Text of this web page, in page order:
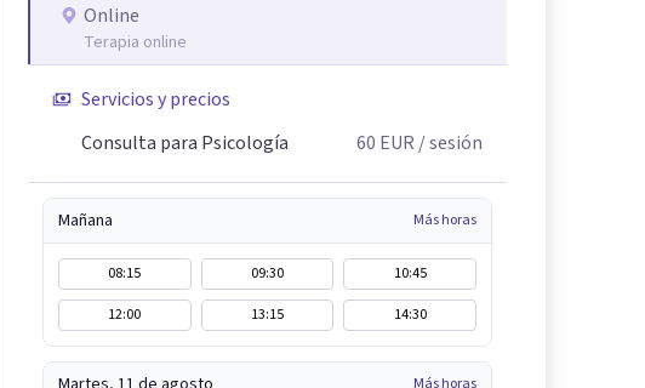
Online
Terapia online
Servicios y precios
Consulta para Psicología
60 EUR / sesión
Mañana Más horas
08:15 09:30
10:45
12:00
13:15 14:30
Más horas